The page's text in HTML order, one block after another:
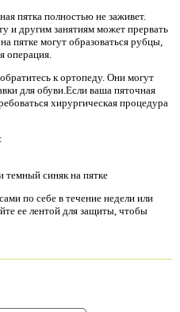
пятка полностью не заживет.
и другим занятиям может прервать
пятке могут образоваться рубцы,
операция.
к ортопеду. Они могут
для обуви.Если ваша пяточная
хирургическая процедура
темный синяк на пятке
по себе в течение недели или
ее лентой для защиты, чтобы